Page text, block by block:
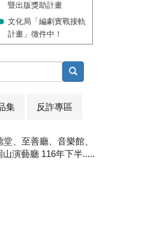
暨出版獎助計畫
文化局「編劇實戰接軌
計畫」徵件中！
集 反詐專區